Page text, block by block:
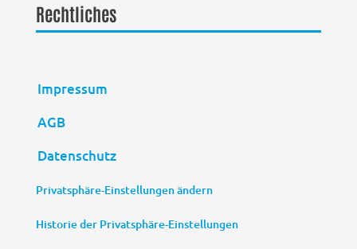
Rechtliches
Impressum
AGB
Datenschutz
Privatsphäre-Einstellungen ändern
Historie der Privatsphäre-Einstellungen